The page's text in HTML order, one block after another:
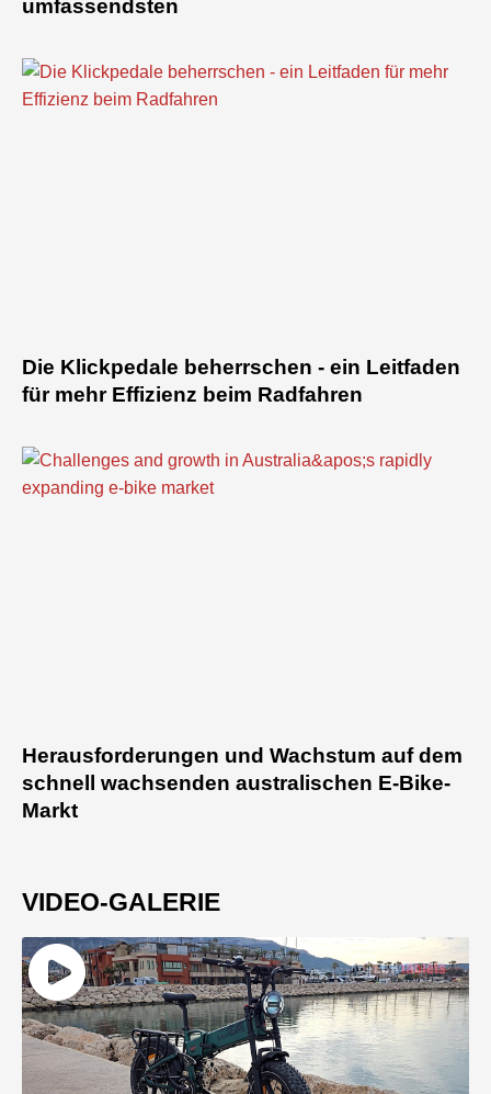
umfassendsten
Die Klickpedale beherrschen - ein Leitfaden
für mehr Effizienz beim Radfahren
Herausforderungen und Wachstum auf dem
schnell wachsenden australischen E-Bike-
Markt
VIDEO-GALERIE